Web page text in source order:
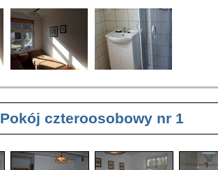
Pokój czteroosobowy nr 1